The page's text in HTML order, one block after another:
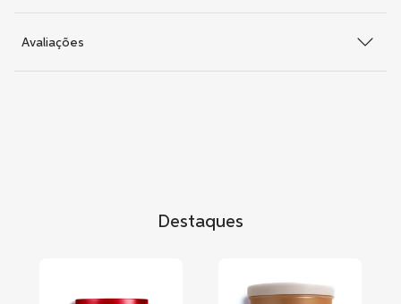
Avaliações
Destaques